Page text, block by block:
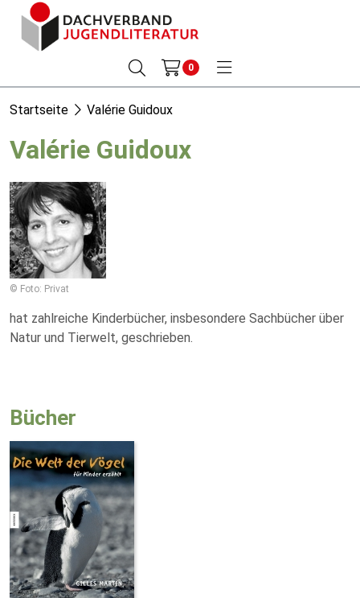
0
Startseite Valérie Guidoux
Valérie Guidoux
© Foto: Privat
hat zahlreiche Kinderbücher, insbesondere Sachbücher über
Natur und Tierwelt, geschrieben.
Bücher